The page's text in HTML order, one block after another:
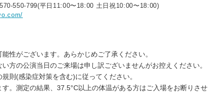
550-799(平日11:00〜18:00 土日祝10:00〜18:00)
性がございます。あらかじめご了承ください。
方の公演当日のご来場は申し訳ございませんがお控えください。
則(感染症対策を含む)に従ってください。
。測定の結果、37.5°C以上の体温がある方はご入場をお断りさせ